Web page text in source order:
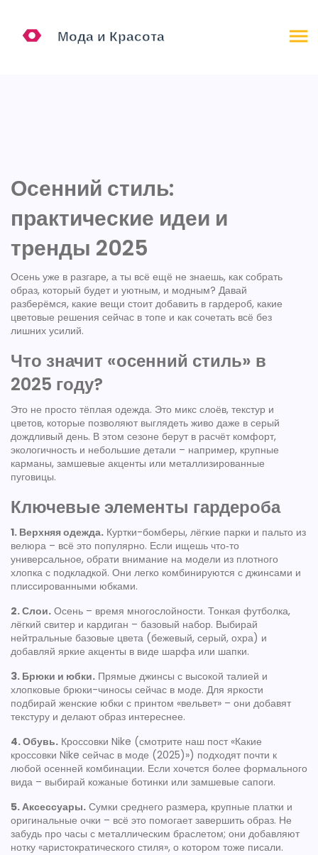
Осенний стиль:
практические идеи и
тренды 2025
Осень уже в разгаре, а ты всё ещё не знаешь, как собрать
образ, который будет и уютным, и модным? Давай
разберёмся, какие вещи стоит добавить в гардероб, какие
цветовые решения сейчас в топе и как сочетать всё без
лишних усилий.
Что значит «осенний стиль» в
2025 году?
Это не просто тёплая одежда. Это микс слоёв, текстур и
цветов, которые позволяют выглядеть живо даже в серый
дождливый день. В этом сезоне берут в расчёт комфорт,
экологичность и небольшие детали – например, крупные
карманы, замшевые акценты или металлизированные
пуговицы.
Ключевые элементы гардероба
1. Верхняя одежда. Куртки-бомберы, лёгкие парки и пальто из
велюра – всё это популярно. Если ищешь что‑то
универсальное, обрати внимание на модели из плотного
хлопка с подкладкой. Они легко комбинируются с джинсами и
плиссированными юбками.
2. Слои. Осень – время многослойности. Тонкая футболка,
лёгкий свитер и кардиган – базовый набор. Выбирай
нейтральные базовые цвета (бежевый, серый, охра) и
добавляй яркие акценты в виде шарфа или шапки.
3. Брюки и юбки. Прямые джинсы с высокой талией и
хлопковые брюки-чиносы сейчас в моде. Для яркости
подбирай женские юбки с принтом «вельвет» – они добавят
текстуру и делают образ интереснее.
4. Обувь. Кроссовки Nike (смотрите наш пост «Какие
кроссовки Nike сейчас в моде (2025)») подходят почти к
любой осенней комбинации. Если хочется более формального
вида – выбирай кожаные ботинки или замшевые сапоги.
5. Аксессуары. Сумки среднего размера, крупные платки и
оригинальные очки – всё это помогает завершить образ. Не
забудь про часы с металлическим браслетом; они добавляют
нотку «аристократического стиля», о котором тоже писали.